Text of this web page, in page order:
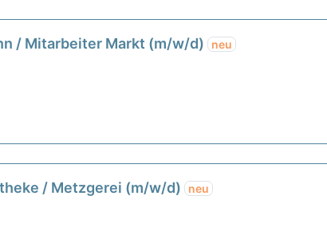
/ Mitarbeiter Markt (m/w/d) neu
/ Metzgerei (m/w/d) neu